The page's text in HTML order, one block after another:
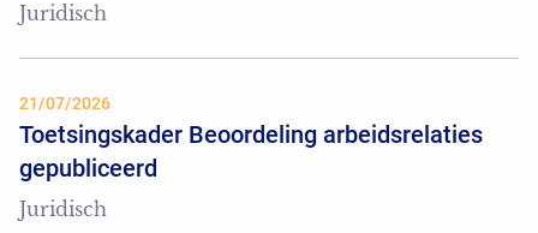
Juridisch
21/07/2026
Toetsingskader Beoordeling arbeidsrelaties
gepubliceerd
Juridisch